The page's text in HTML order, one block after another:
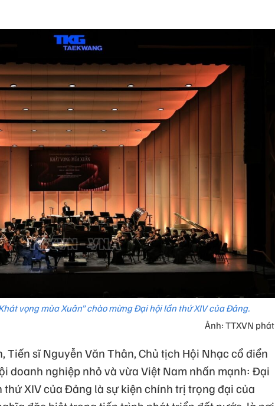
vọng mùa Xuân” chào mừng Đại hội lần thứ XIV của Đảng.
Ảnh: TTXVN phát
Tiến sĩ Nguyễn Văn Thân, Chủ tịch Hội Nhạc cổ điển
doanh nghiệp nhỏ và vừa Việt Nam nhấn mạnh: Đại
XIV của Đảng là sự kiện chính trị trọng đại của